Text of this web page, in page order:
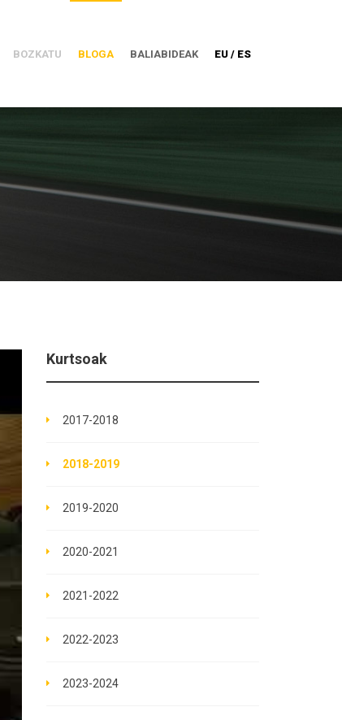
BOZKATU BLOGA BALIABIDEAK EU / ES
Kurtsoak
2017-2018
2018-2019
2019-2020
2020-2021
2021-2022
2022-2023
2023-2024